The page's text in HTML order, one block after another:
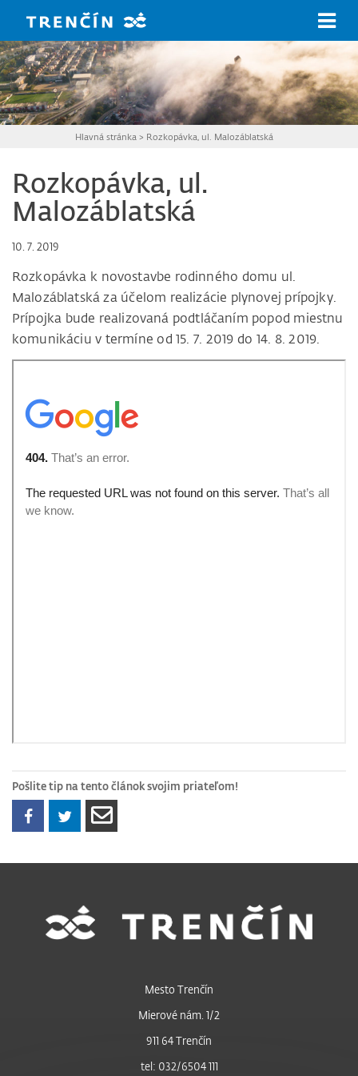
Hlavná stránka > Rozkopávka, ul. Malozáblatská
Rozkopávka, ul.
Malozáblatská
10. 7. 2019
Rozkopávka k novostavbe rodinného domu ul.
Malozáblatská za účelom realizácie plynovej prípojky.
Prípojka bude realizovaná podtláčaním popod miestnu
komunikáciu v termíne od 15. 7. 2019 do 14. 8. 2019.
Pošlite tip na tento článok svojim priateľom!
Mesto Trenčín
Mierové nám. 1/2
911 64 Trenčín
tel: 032/6504 111